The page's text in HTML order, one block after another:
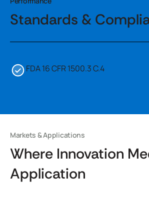
Standards &
FDA 16 CFR 1500.3 C.4
Markets & Applications
Where Innovation
Application